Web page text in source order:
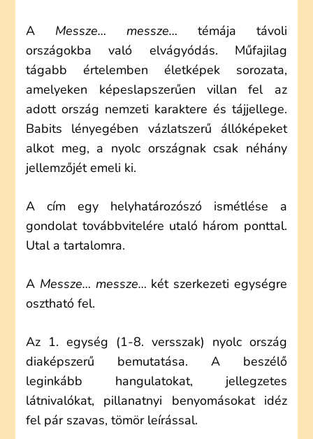
A Messze… messze… témája távoli
országokba való elvágyódás. Műfajilag
tágabb értelemben életképek sorozata,
amelyeken képeslapszerűen villan fel az
adott ország nemzeti karaktere és tájjellege.
Babits lényegében vázlatszerű állóképeket
alkot meg, a nyolc országnak csak néhány
jellemzőjét emeli ki.
A cím egy helyhatározószó ismétlése a
gondolat továbbvitelére utaló három ponttal.
Utal a tartalomra.
A Messze… messze… két szerkezeti egységre
osztható fel.
Az 1. egység (1-8. versszak) nyolc ország
diaképszerű bemutatása. A beszélő
leginkább hangulatokat, jellegzetes
látnivalókat, pillanatnyi benyomásokat idéz
fel pár szavas, tömör leírással.